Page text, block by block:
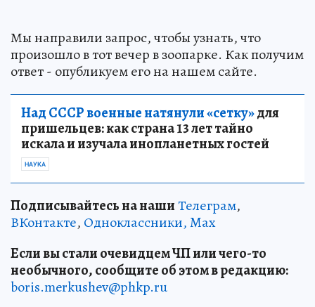
Мы направили запрос, чтобы узнать, что
произошло в тот вечер в зоопарке. Как получим
ответ - опубликуем его на нашем сайте.
Над СССР военные натянули «сетку»для
пришельцев: как страна 13 лет тайно
искала и изучала инопланетных гостей
НАУКА
Подписывайтесь на нашиТелеграм,
ВКонтакте, Одноклассники,Max
Если вы стали очевидцем ЧП или чего-то
необычного, сообщите об этом в редакцию:
boris.merkushev@phkp.ru